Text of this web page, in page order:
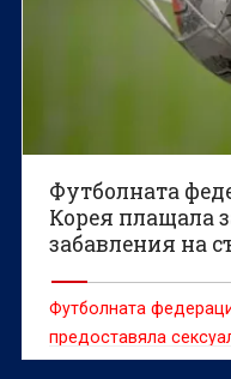
Футболната
Корея плащала
забавления на
Футболната
предоставяла
чуждестранни